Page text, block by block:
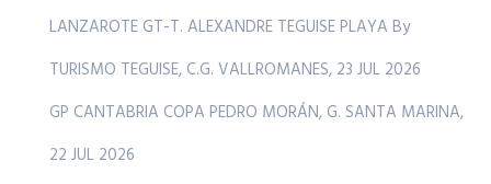
LANZAROTE GT-T. ALEXANDRE TEGUISE PLAYA By
TURISMO TEGUISE, C.G. VALLROMANES, 23 JUL 2026
GP CANTABRIA COPA PEDRO MORÁN, G. SANTA MARINA,
22 JUL 2026